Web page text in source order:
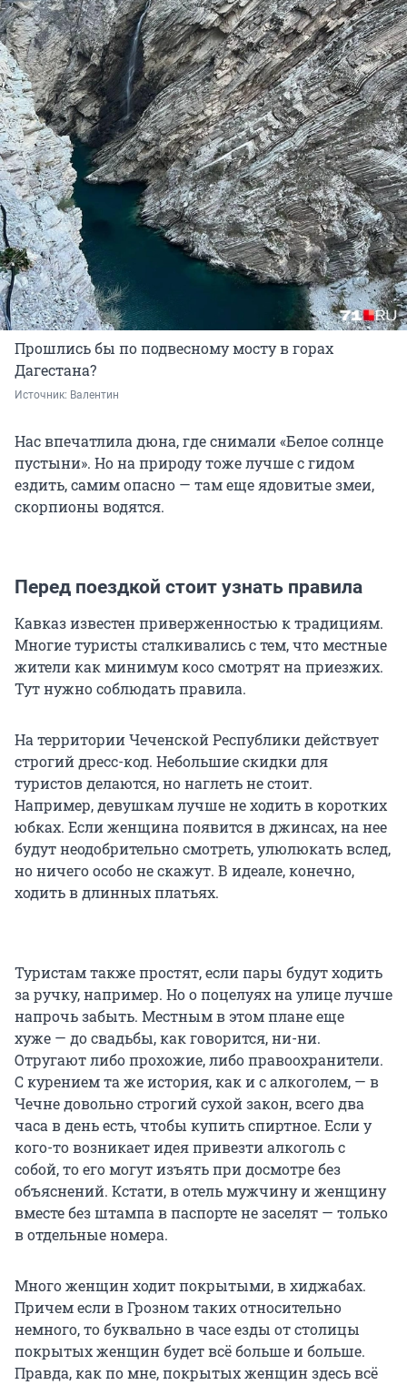
Прошлись бы по подвесному мосту в горах
Дагестана?
Источник: Валентин
Нас впечатлила дюна, где снимали «Белое солнце
пустыни». Но на природу тоже лучше с гидом
ездить, самим опасно — там еще ядовитые змеи,
скорпионы водятся.
Перед поездкой стоит узнать правила
Кавказ известен приверженностью к традициям.
Многие туристы сталкивались с тем, что местные
жители как минимум косо смотрят на приезжих.
Тут нужно соблюдать правила.
На территории Чеченской Республики действует
строгий дресс-код. Небольшие скидки для
туристов делаются, но наглеть не стоит.
Например, девушкам лучше не ходить в коротких
юбках. Если женщина появится в джинсах, на нее
будут неодобрительно смотреть, улюлюкать вслед,
но ничего особо не скажут. В идеале, конечно,
ходить в длинных платьях.
Туристам также простят, если пары будут ходить
за ручку, например. Но о поцелуях на улице лучше
напрочь забыть. Местным в этом плане еще
хуже — до свадьбы, как говорится, ни-ни.
Отругают либо прохожие, либо правоохранители.
С курением та же история, как и с алкоголем, — в
Чечне довольно строгий сухой закон, всего два
часа в день есть, чтобы купить спиртное. Если у
кого-то возникает идея привезти алкоголь с
собой, то его могут изъять при досмотре без
объяснений. Кстати, в отель мужчину и женщину
вместе без штампа в паспорте не заселят — только
в отдельные номера.
Много женщин ходит покрытыми, в хиджабах.
Причем если в Грозном таких относительно
немного, то буквально в часе езды от столицы
покрытых женщин будет всё больше и больше.
Правда, как по мне, покрытых женщин здесь всё